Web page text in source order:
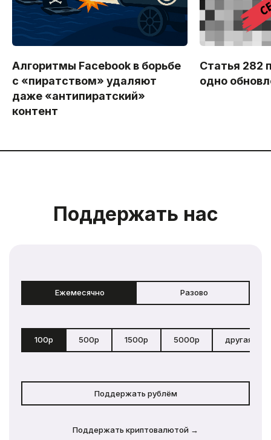
Алгоритмы Facebook в борьбе
с «пиратством» удаляют
даже «антипиратский»
контент
Статья 282
одно
Поддержать нас
Ежемесячно Разово
100р 500р 1500р 5000р другая
Поддержать рублём
Поддержать криптовалютой →